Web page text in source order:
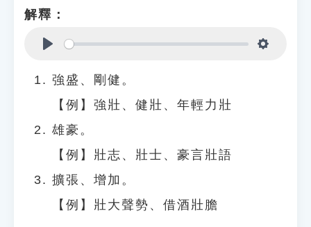
解釋：
強盛、剛健。
【例】強壯、健壯、年輕力壯
雄豪。
【例】壯志、壯士、豪言壯語
擴張、增加。
【例】壯大聲勢、借酒壯膽